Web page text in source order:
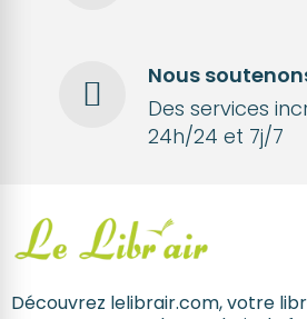
Nous
Des services
24h/24 et 7j/7
Découvrez lelibrair.com, votre